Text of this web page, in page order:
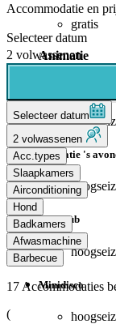
gratis
Animatie
Animatie 's
Miniclub
Minidisco
Accommodatie en
Selecteer datum
2 volwassenen
Selecteer datum
2 volwassenen
Acc.types
Slaapkamers
Airconditioning
Hond
Badkamers
Afwasmachine
Barbecue
17 Accommodaties
(